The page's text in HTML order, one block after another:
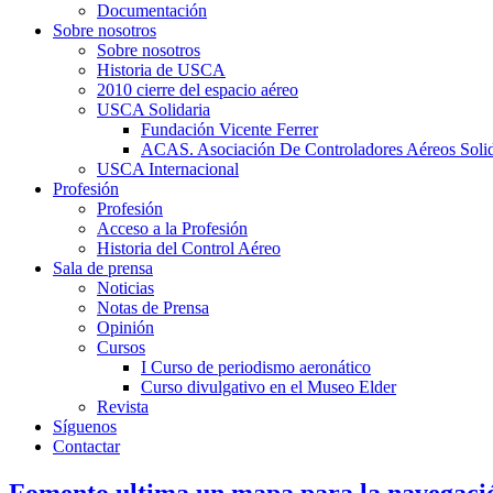
Documentación
Sobre nosotros
Sobre nosotros
Historia de USCA
2010 cierre del espacio aéreo
USCA Solidaria
Fundación Vicente Ferrer
ACAS. Asociación De Controladores Aéreos
USCA Internacional
Profesión
Profesión
Acceso a la Profesión
Historia del Control Aéreo
Sala de prensa
Noticias
Notas de Prensa
Opinión
Cursos
I Curso de periodismo aeronático
Curso divulgativo en el Museo Elder
Revista
Síguenos
Contactar